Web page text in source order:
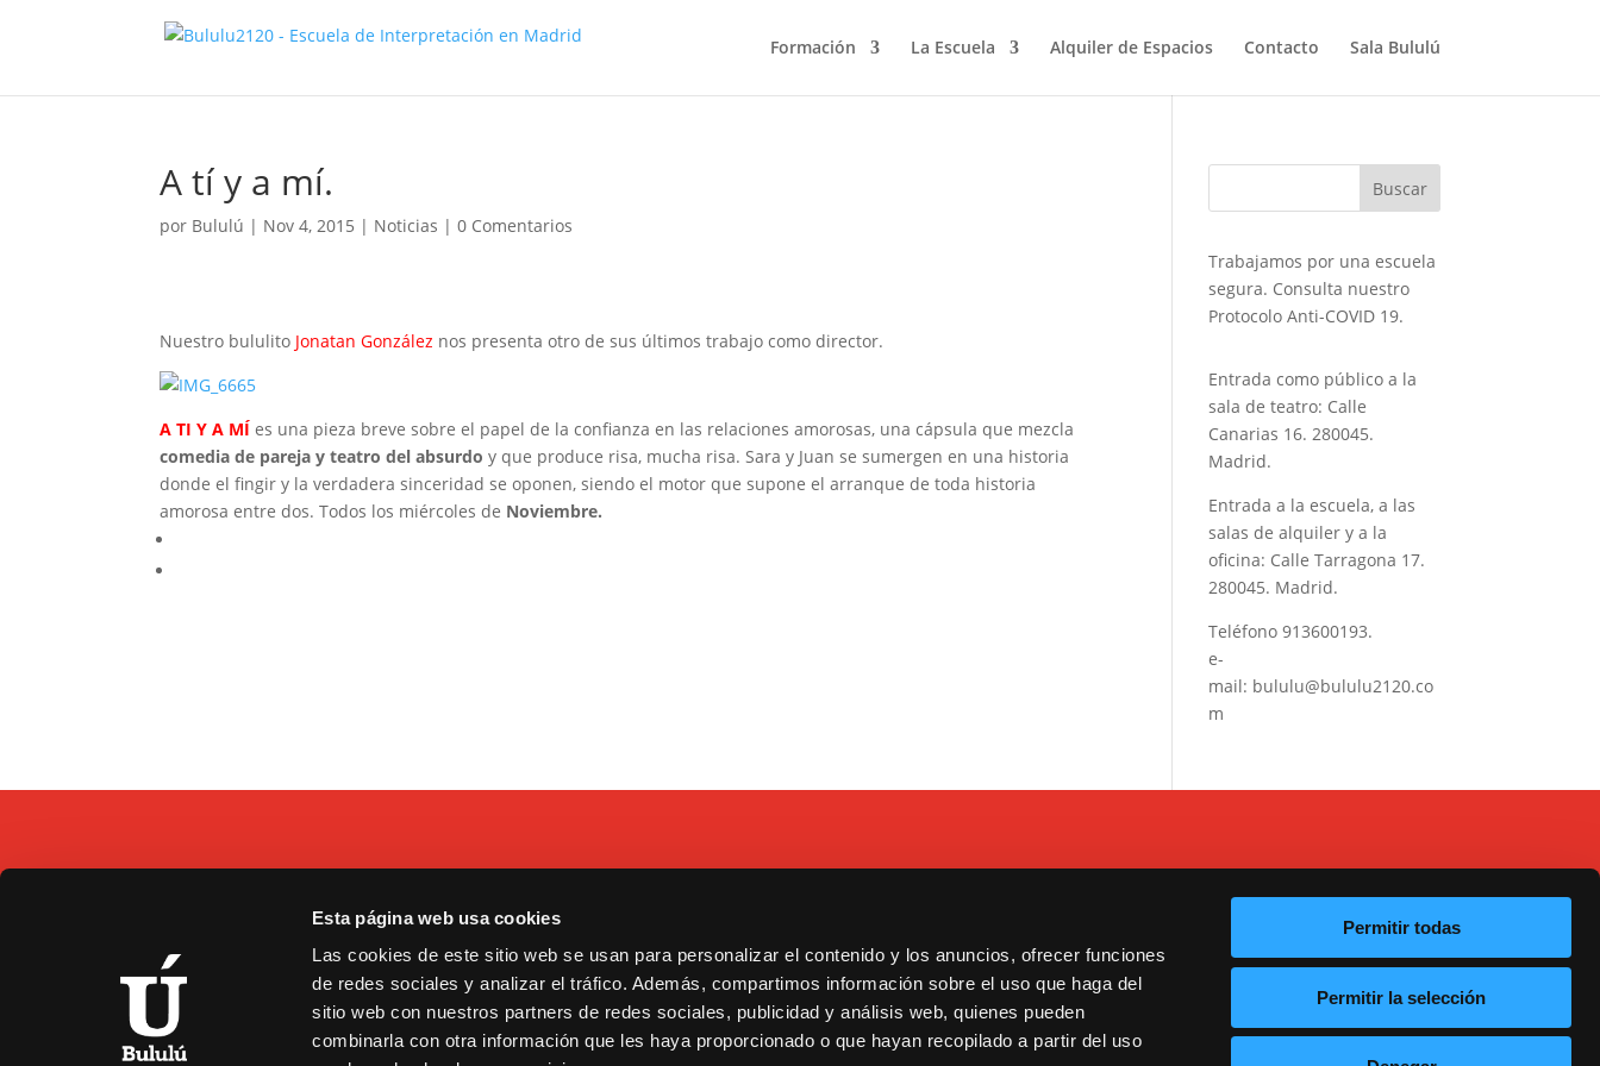
Esta página web usa cookies
Las cookies de este sitio web se usan para personalizar el contenido y los anuncios, ofrecer funciones
de redes sociales y analizar el tráfico. Además, compartimos información sobre el uso que haga del
sitio web con nuestros partners de redes sociales, publicidad y análisis web, quienes pueden
combinarla con otra información que les haya proporcionado o que hayan recopilado a partir del uso
Permitir todas
Permitir la selección
Formación La Escuela Alquiler de Espacios Contacto Sala Bululú
A tí y a mí.
por Bululú | Nov 4, 2015 | Noticias |0 Comentarios
Nuestro bululito Jonatan González nos presenta otro de sus últimos trabajo como director.
A TI Y A MÍ es una pieza breve sobre el papel de la confianza en las relaciones amorosas, una cápsula que mezcla
comedia de pareja y teatro del absurdo y que produce risa, mucha risa. Sara y Juan se sumergen en una historia
donde el fingir y la verdadera sinceridad se oponen, siendo el motor que supone el arranque de toda historia
amorosa entre dos. Todos los miércoles de Noviembre.
Trabajamos por una escuela
segura. Consulta nuestro
Protocolo Anti-COVID 19.
Entrada como público a la
sala de teatro: Calle
Canarias 16. 280045.
Madrid.
Entrada a la escuela, a las
salas de alquiler y a la
oficina: Calle Tarragona 17.
280045. Madrid.
Teléfono913600193.
e-
mail: bululu@bululu2120.co
m
C/ Tarragona, 17. Madrid.
913600193.
bululu@bululu2120.com
Cookies y privacidad
Copyright © 2021 Bululú 2120